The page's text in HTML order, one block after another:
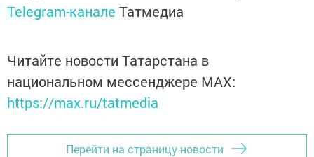
Telegram-канале Татмедиа
Читайте новости Татарстана в
национальном мессенджере MАХ:
https://max.ru/tatmedia
Перейти на страницу новости